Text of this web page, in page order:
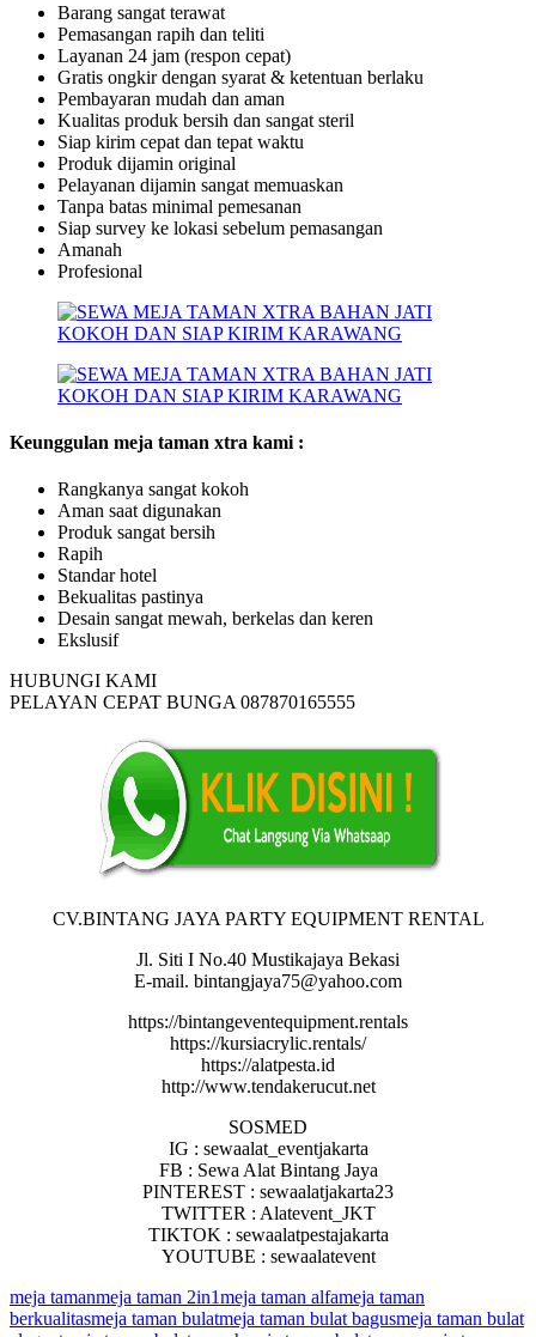
Barang sangat terawat
Pemasangan rapih dan teliti
Layanan 24 jam (respon cepat)
Gratis ongkir dengan syarat & ketentuan berlaku
Pembayaran mudah dan aman
Kualitas produk bersih dan sangat steril
Siap kirim cepat dan tepat waktu
Produk dijamin original
Pelayanan dijamin sangat memuaskan
Tanpa batas minimal pemesanan
Siap survey ke lokasi sebelum pemasangan
Amanah
Profesional
Keunggulan meja taman xtra kami :
Rangkanya sangat kokoh
Aman saat digunakan
Produk sangat bersih
Rapih
Standar hotel
Bekualitas pastinya
Desain sangat mewah, berkelas dan keren
Ekslusif
HUBUNGI KAMI
PELAYAN CEPAT BUNGA 087870165555
CV.BINTANG JAYA PARTY EQUIPMENT RENTAL
Jl. Siti I No.40 Mustikajaya Bekasi
E-mail. bintangjaya75@yahoo.com
https://bintangeventequipment.rentals
https://kursiacrylic.rentals/
https://alatpesta.id
http://www.tendakerucut.net
SOSMED
IG : sewaalat_eventjakarta
FB : Sewa Alat Bintang Jaya
PINTEREST : sewaalatjakarta23
TWITTER : Alatevent_JKT
TIKTOK : sewaalatpestajakarta
YOUTUBE : sewaalatevent
meja tamanmeja taman 2in1meja taman alfameja taman
berkualitasmeja taman bulatmeja taman bulat bagusmeja taman bulat